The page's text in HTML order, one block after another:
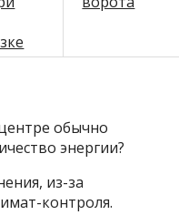
обычно
энергии?
из-за
контроля.